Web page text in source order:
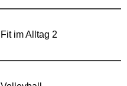
Fit im Alltag 2